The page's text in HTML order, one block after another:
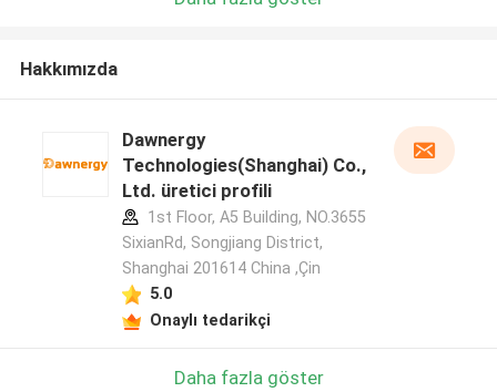
Hakkımızda
Dawnergy
Technologies(Shanghai) Co.,
Ltd. üretici profili
1st Floor, A5 Building, NO.3655
SixianRd, Songjiang District,
Shanghai 201614 China ,Çin
5.0
Onaylı tedarikçi
Daha fazla göster